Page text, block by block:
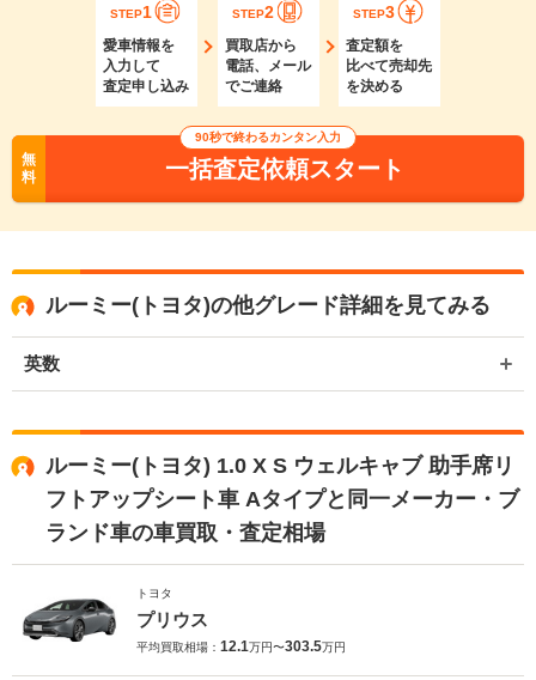
STEP1
愛車情報を
入力して
査定申し込み
STEP2
買取店から
電話、メール
でご連絡
STEP3
査定額を
比べて売却先
を決める
無
料
90秒で終わるカンタン入力
一括査定依頼スタート
ルーミー(トヨタ)の他グレード詳細を見てみる
英数
ルーミー(トヨタ) 1.0 X S ウェルキャブ 助手席リ
フトアップシート車 Aタイプと同一メーカー・ブ
ランド車の車買取・査定相場
トヨタ
プリウス
平均買取相場： 12.1万円〜303.5万円